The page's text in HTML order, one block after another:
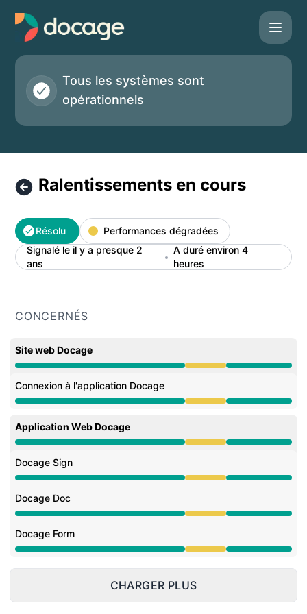
Docage - Ralentissements en cours – Détails de l'incident
Tous les systèmes sont
opérationnels
Ralentissements en cours
Résolu
Performances dégradées
Signalé le il y a presque 2
ans
A duré environ 4
heures
CONCERNÉS
Site web Docage
Performances dégradées depuis 2:42 PM à 6:17 PM
Connexion à l'application Docage
Performances dégradées depuis 2:42 PM à 6:17 PM
Application Web Docage
Performances dégradées depuis 2:42 PM à 6:17 PM
Docage Sign
Performances dégradées depuis 2:42 PM à 6:17 PM
Docage Doc
Performances dégradées depuis 2:42 PM à 6:17 PM
Docage Form
Performances dégradées depuis 2:42 PM à 6:17 PM
CHARGER PLUS